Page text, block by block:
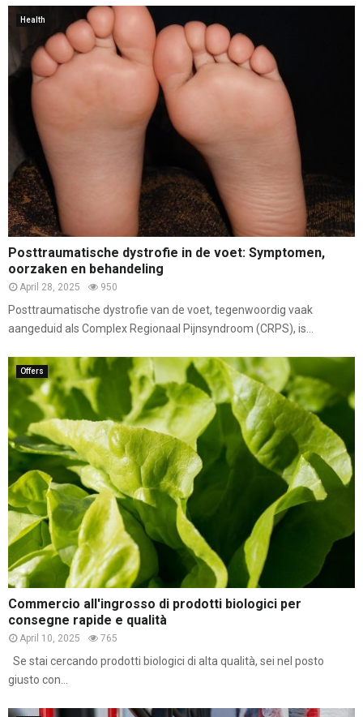
Health
Posttraumatische dystrofie in de voet: Symptomen,
oorzaken en behandeling
April 28, 2025 950
Posttraumatische dystrofie van de voet, tegenwoordig vaak
aangeduid als Complex Regionaal Pijnsyndroom (CRPS), is...
Offers
Commercio all'ingrosso di prodotti biologici per
consegne rapide e qualità
April 10, 2025 765
Se stai cercando prodotti biologici di alta qualità, sei nel posto
giusto con...